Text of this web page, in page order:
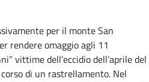
per il monte San
rendere omaggio agli 11
vittime dell’eccidio dell’aprile del
di un rastrellamento. Nel